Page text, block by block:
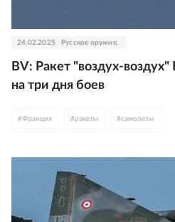
24.02.2025 Русское оружие
BV: Ракет "воздух-
на три дня боев
#Франция #ракеты #самолеты